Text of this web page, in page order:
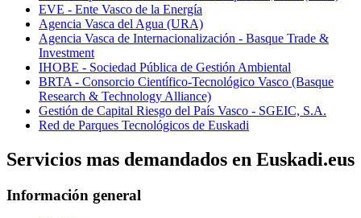
EVE - Ente Vasco de la Energía
Agencia Vasca del Agua (URA)
Agencia Vasca de Internacionalización - Basque Trade &
Investment
IHOBE - Sociedad Pública de Gestión Ambiental
BRTA - Consorcio Científico-Tecnológico Vasco (Basque
Research & Technology Alliance)
Gestión de Capital Riesgo del País Vasco - SGEIC, S.A.
Red de Parques Tecnológicos de Euskadi
Servicios mas demandados en Euskadi.eus
Información general